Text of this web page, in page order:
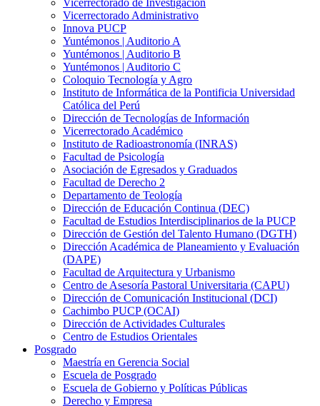
Vicerrectorado de Investigación
Vicerrectorado Administrativo
Innova PUCP
Yuntémonos | Auditorio A
Yuntémonos | Auditorio B
Yuntémonos | Auditorio C
Coloquio Tecnología y Agro
Instituto de Informática de la Pontificia Universidad
Católica del Perú
Dirección de Tecnologías de Información
Vicerrectorado Académico
Instituto de Radioastronomía (INRAS)
Facultad de Psicología
Asociación de Egresados y Graduados
Facultad de Derecho 2
Departamento de Teología
Dirección de Educación Continua (DEC)
Facultad de Estudios Interdisciplinarios de la PUCP
Dirección de Gestión del Talento Humano (DGTH)
Dirección Académica de Planeamiento y Evaluación
(DAPE)
Facultad de Arquitectura y Urbanismo
Centro de Asesoría Pastoral Universitaria (CAPU)
Dirección de Comunicación Institucional (DCI)
Cachimbo PUCP (OCAI)
Dirección de Actividades Culturales
Centro de Estudios Orientales
Posgrado
Maestría en Gerencia Social
Escuela de Posgrado
Escuela de Gobierno y Políticas Públicas
Derecho y Empresa